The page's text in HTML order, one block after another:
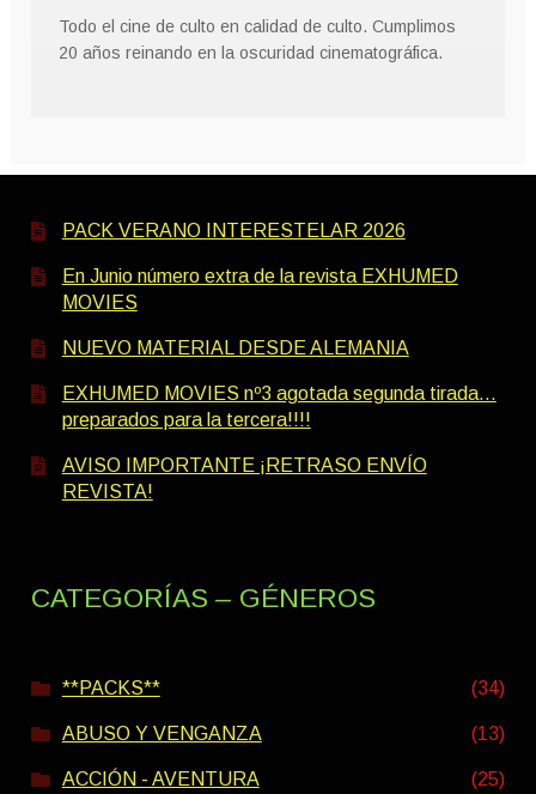
Todo el cine de culto en calidad de culto. Cumplimos
20 años reinando en la oscuridad cinematográfica.
PACK VERANO INTERESTELAR 2026
En Junio número extra de la revista EXHUMED
MOVIES
NUEVO MATERIAL DESDE ALEMANIA
EXHUMED MOVIES nº3 agotada segunda tirada…
preparados para la tercera!!!!
AVISO IMPORTANTE ¡RETRASO ENVÍO
REVISTA!
CATEGORÍAS – GÉNEROS
**PACKS** (34)
ABUSO Y VENGANZA (13)
ACCIÓN - AVENTURA (25)